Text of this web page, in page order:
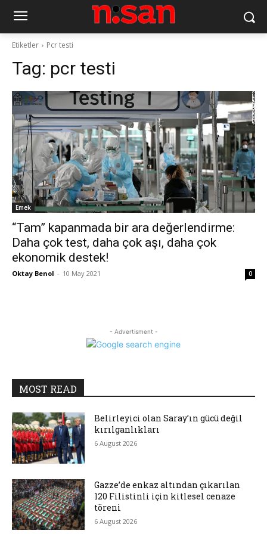
Etiketler Pcr testi
Tag: pcr testi
Emek
“Tam” kapanmada bir ara değerlendirme:
Daha çok test, daha çok aşı, daha çok
ekonomik destek!
Oktay Benol - 10 May 2021 0
- Advertisment -
MOST READ
Belirleyici olan Saray’ın gücü değil
kırılganlıkları
6 August 2026
Gazze’de enkaz altından çıkarılan
120 Filistinli için kitlesel cenaze
töreni
6 August 2026